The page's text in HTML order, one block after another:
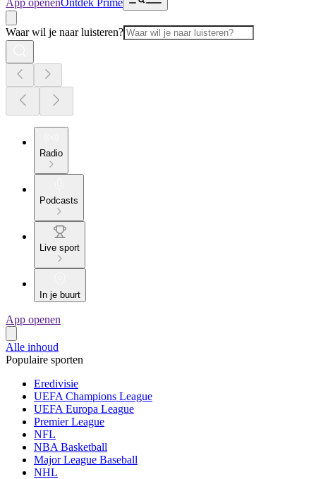
App openenOntdek Prime
Waar wil je naar luisteren?
Radio
Podcasts
Live sport
In je buurt
App openen
Alle inhoud
Populaire sporten
Eredivisie
UEFA Champions League
UEFA Europa League
Premier League
NFL
NBA Basketball
Major League Baseball
NHL